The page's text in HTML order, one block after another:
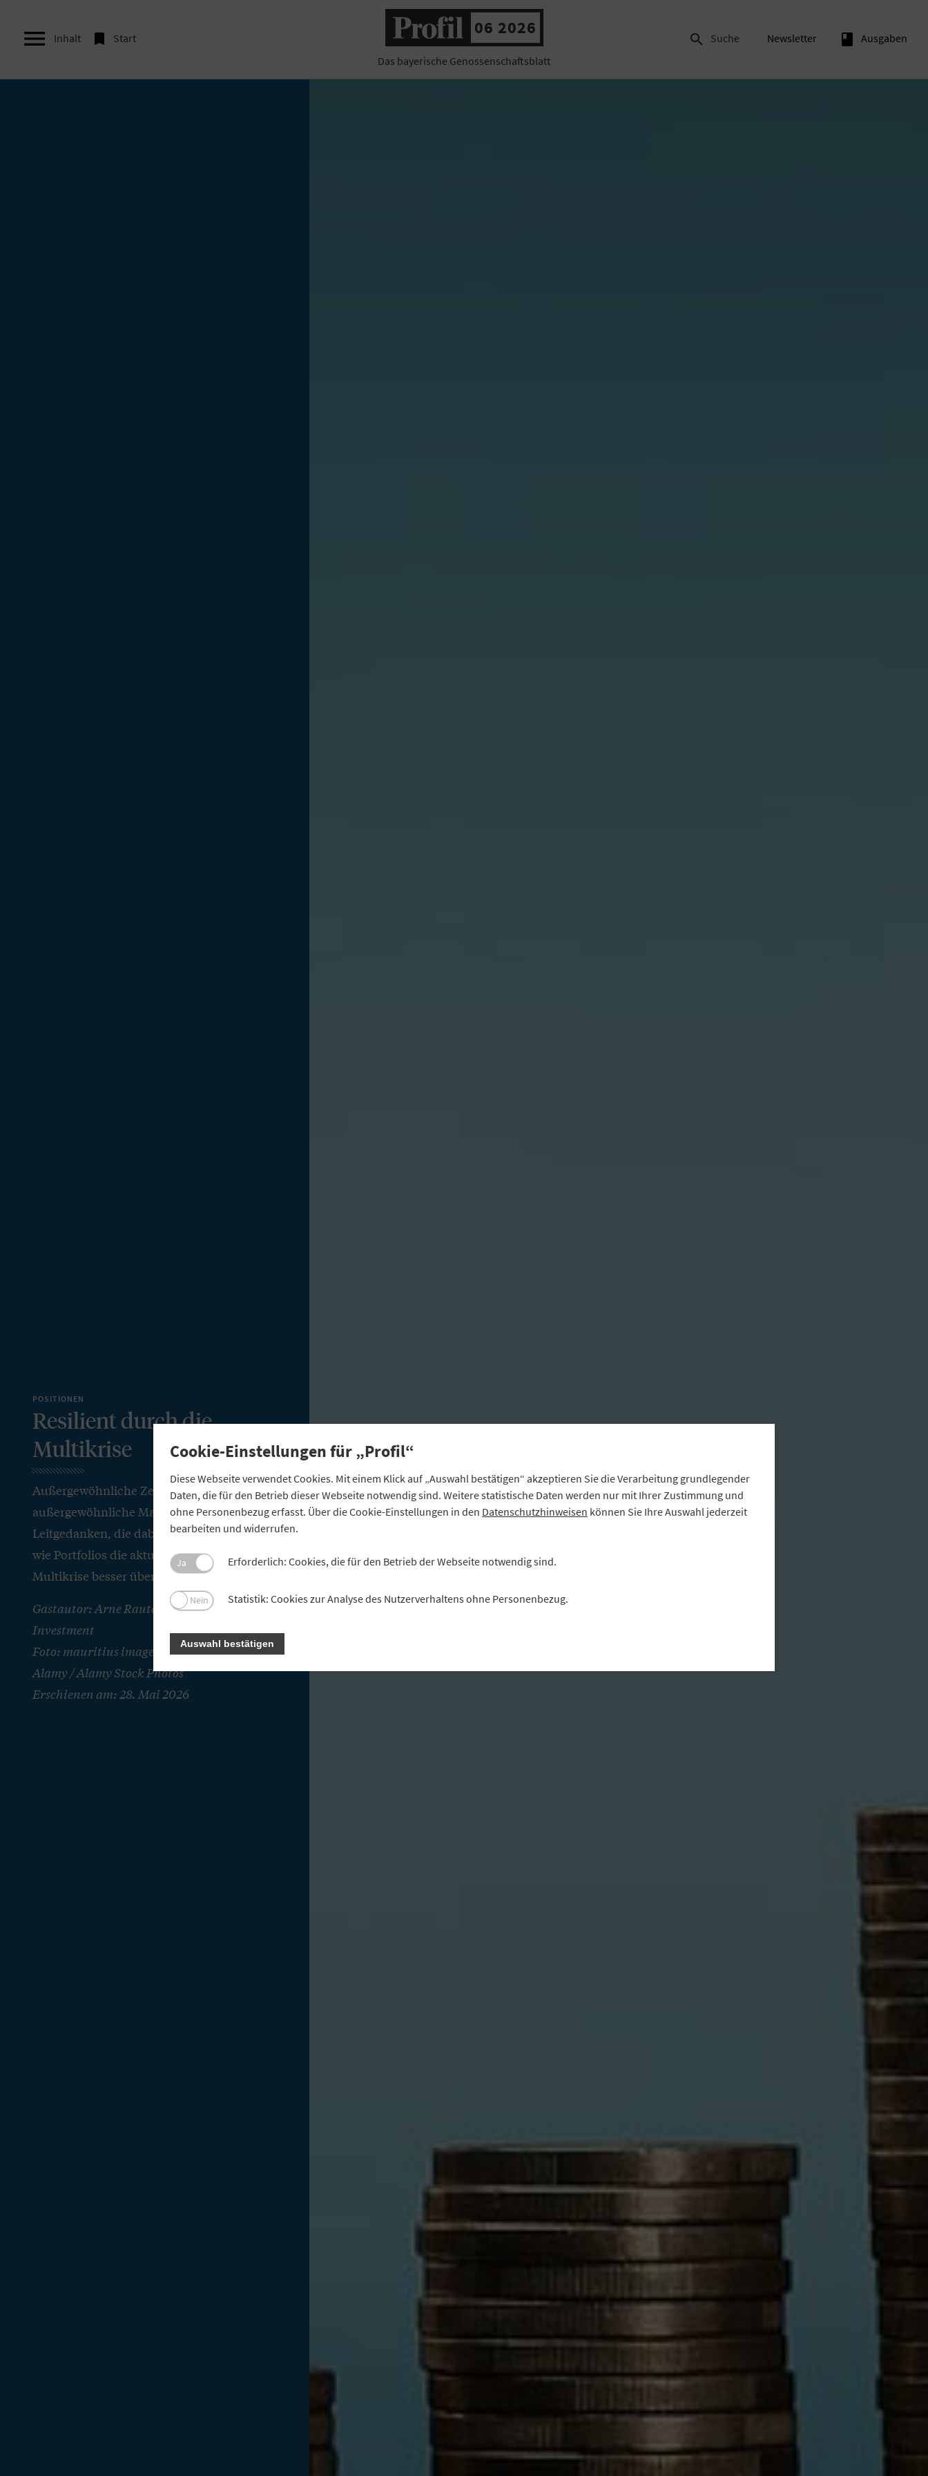
 Inhalt  Start
06 2026
Das bayerische Genossenschaftsblatt
 Suche Newsletter book Ausgaben
POSITIONEN
Resilient durch die
Multikrise
Außergewöhnliche Zeiten erfordern
außergewöhnliche Maßnahmen. Fünf
Leitgedanken, die dabei helfen können,
wie Portfolios die aktuelle Phase der
Multikrise besser überstehen.
Gastautor: Arne Rautenberg, Union
Investment
Foto: mauritius images / Andriy Popov /
Alamy / Alamy Stock Photos
Erschienen am: 28. Mai 2026
Cookie-Einstellungen für „Profil“
Diese Webseite verwendet Cookies. Mit einem Klick auf „Auswahl bestätigen“ akzeptieren Sie die Verarbeitung grundlegender
Daten, die für den Betrieb dieser Webseite notwendig sind. Weitere statistische Daten werden nur mit Ihrer Zustimmung und
ohne Personenbezug erfasst. Über die Cookie-Einstellungen in den Datenschutzhinweisen können Sie Ihre Auswahl jederzeit
bearbeiten und widerrufen.
Ja Erforderlich: Cookies, die für den Betrieb der Webseite notwendig sind.
Nein Statistik: Cookies zur Analyse des Nutzerverhaltens ohne Personenbezug.
Auswahl bestätigen